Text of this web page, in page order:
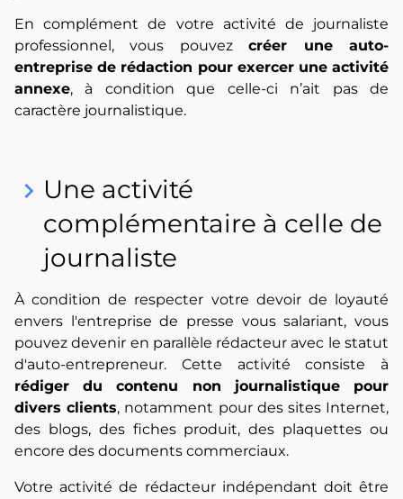
En complément de votre activité de journaliste
professionnel, vous pouvezcréer une auto-
entreprise de rédaction pour exercer une activité
annexe, à condition que celle-ci n’ait pas de
caractère journalistique.
keyboard_arrow_right Une activité
complémentaire à celle de
journaliste
À condition de respecter votre devoir de loyauté
envers l'entreprise de presse vous salariant, vous
pouvez devenir en parallèle rédacteur avec le statut
d'auto-entrepreneur. Cette activité consiste à
rédiger du contenu non journalistique pour
divers clients, notamment pour des sites Internet,
des blogs, des fiches produit, des plaquettes ou
encore des documents commerciaux.
Votre activité de rédacteur indépendant doit être